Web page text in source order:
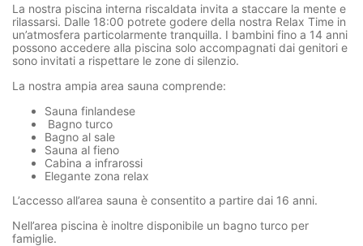
La nostra piscina interna riscaldata invita a staccare la mente e
rilassarsi. Dalle 18:00 potrete godere della nostra Relax Time in
un’atmosfera particolarmente tranquilla. I bambini fino a 14 anni
possono accedere alla piscina solo accompagnati dai genitori e
sono invitati a rispettare le zone di silenzio.
La nostra ampia area sauna comprende:
Sauna finlandese
Bagno turco
Bagno al sale
Sauna al fieno
Cabina a infrarossi
Elegante zona relax
L’accesso all’area sauna è consentito a partire dai 16 anni.
Nell’area piscina è inoltre disponibile un bagno turco per
famiglie.